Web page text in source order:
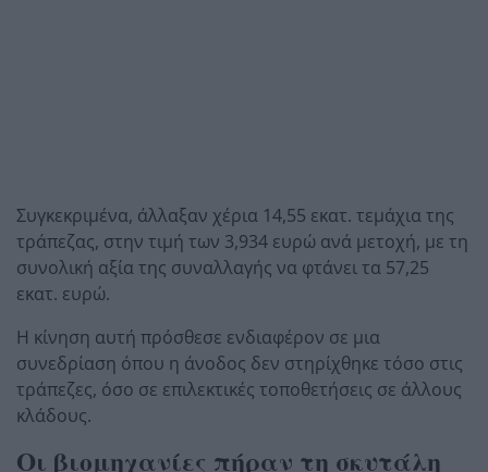
Συγκεκριμένα, άλλαξαν χέρια 14,55 εκατ. τεμάχια της
τράπεζας, στην τιμή των 3,934 ευρώ ανά μετοχή, με τη
συνολική αξία της συναλλαγής να φτάνει τα 57,25
εκατ. ευρώ.
Η κίνηση αυτή πρόσθεσε ενδιαφέρον σε μια
συνεδρίαση όπου η άνοδος δεν στηρίχθηκε τόσο στις
τράπεζες, όσο σε επιλεκτικές τοποθετήσεις σε άλλους
κλάδους.
Οι βιομηχανίες πήραν τη σκυτάλη